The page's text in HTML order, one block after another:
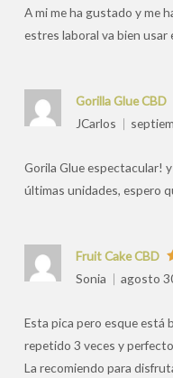
A mi me ha gustado y me
estres laboral va bien usar
Gorilla Glue CBD
JCarlos
Gorila Glue espectacular!
últimas unidades, espero
Fruit Cake CBD
Sonia
agosto
Esta pica pero esque está
repetido 3 veces y
La recomiendo para